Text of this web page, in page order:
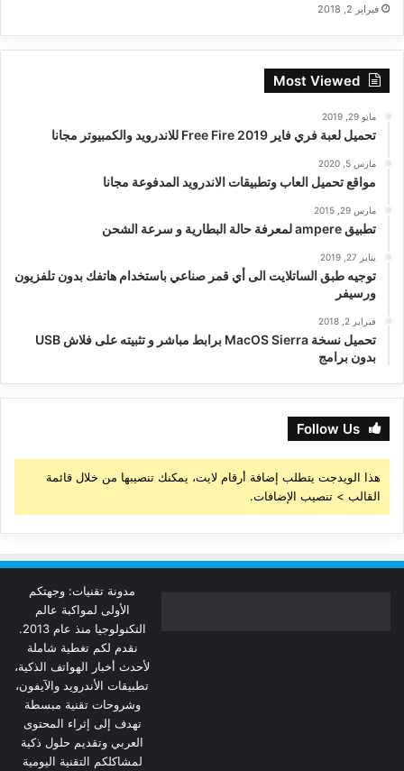
فبراير 2, 2018
Most Viewed
مايو 29, 2019
تحميل لعبة فري فاير Free Fire 2019 للاندرويد والكمبيوتر مجانا
مارس 5, 2020
مواقع تحميل العاب وتطبيقات الاندرويد المدفوعة مجانا
مارس 29, 2015
تطبيق ampere لمعرفة حالة البطارية و سرعة الشحن
يناير 27, 2019
توجيه طبق الساتلايت الى أي قمر صناعي باستخدام هاتفك بدون تلفزيون
ورسيفر
فبراير 2, 2018
تحميل نسخة MacOS Sierra برابط مباشر و تثبيته على فلاش USB
بدون برامج
Follow Us
هذا الويدجت يتطلب إضافة أرقام لايت، يمكنك تنصيبها من خلال قائمة
القالب > تنصيب الإضافات.
مدونة تقنيات: وجهتكم
الأولى لمواكبة عالم
التكنولوجيا منذ عام 2013.
نقدم لكم تغطية شاملة
لأحدث أخبار الهواتف الذكية،
تطبيقات الأندرويد والآيفون،
وشروحات تقنية مبسطة
تهدف إلى إثراء المحتوى
العربي وتقديم حلول ذكية
لمشاكلكم التقنية اليومية